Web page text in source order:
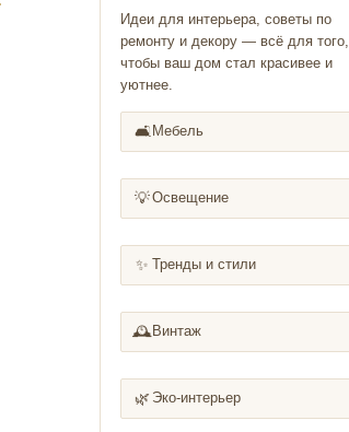
Идеи для интерьера, советы по
ремонту и декору — всё для того,
чтобы ваш дом стал красивее и
уютнее.
🛋️ Мебель
💡Освещение
✨ Тренды и стили
🕰️ Винтаж
🌿 Эко-интерьер